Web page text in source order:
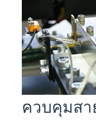
มาตรฐาน
ความแม่น
ดำเนินงาน
ติดต่อเรา
ควบคุมสา